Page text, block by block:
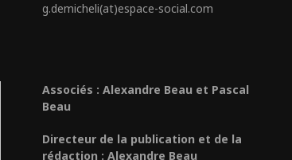
g.demicheli(at)espace-social.com
Associés : Alexandre Beau et Pascal
Beau
Directeur de la publication et de la
rédaction : Alexandre Beau